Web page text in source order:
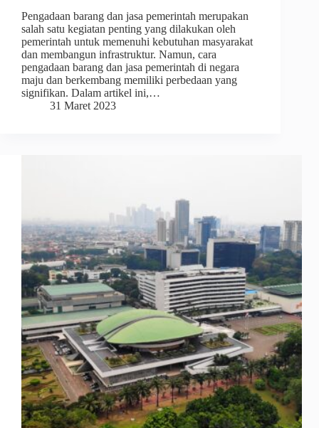
Pengadaan barang dan jasa pemerintah merupakan
salah satu kegiatan penting yang dilakukan oleh
pemerintah untuk memenuhi kebutuhan masyarakat
dan membangun infrastruktur. Namun, cara
pengadaan barang dan jasa pemerintah di negara
maju dan berkembang memiliki perbedaan yang
signifikan. Dalam artikel ini,…
31 Maret 2023